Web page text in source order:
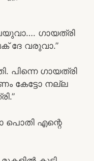
ഗായത്രി
ദേ വരുവാ.”
പിന്നെ ഗായത്രി
കേട്ടോ നല്ല
പൊതി എന്റെ